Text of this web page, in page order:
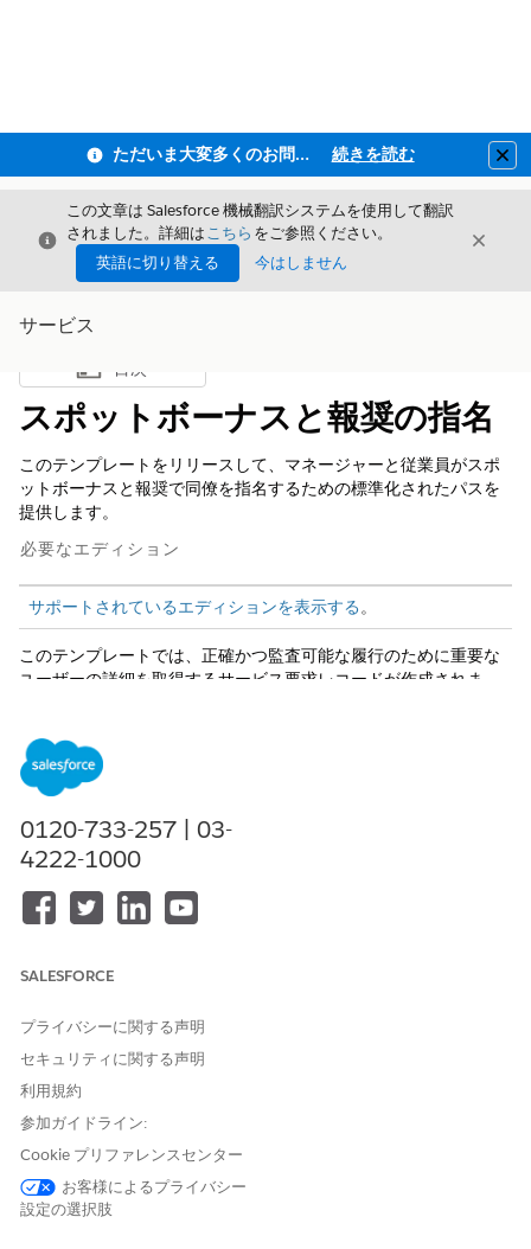
ただいま大変多くのお問い合わせをいただいており、ご連絡までにお時間を頂戴しております 続きを読む
閉じる
この文章は Salesforce 機械翻訳システムを使用して翻訳
されました。詳細はこちら をご参照ください。
英語に切り替える
今はしません
閉じる
サービス
目次を表示
目次
スポットボーナスと報奨の指名
このテンプレートをリリースして、マネージャーと従業員がスポ
ットボーナスと報奨で同僚を指名するための標準化されたパスを
提供します。
必要なエディション
サポートされているエディションを表示する。
このテンプレートでは、正確かつ監査可能な履行のために重要な
ユーザーの詳細を取得するサービス要求レコードが作成されま
受入属性
このテンプレートの受入フォームでは、従業員から [指名理由]、
[件名]、[指名者]、[ボーナス金額]、[ケース発生源] の詳細を取得
します。
履行と統合
このテンプレートには、15Five コネクタを使用してレコグニショ
す。カスタムワークフローは、Flow Builder 内でさらに管理でき
0120-733-257 | 03-
4222-1000
SALESFORCE
プライバシーに関する声明
セキュリティに関する声明
利用規約
参加ガイドライン:
Cookie プリファレンスセンター
お客様によるプライバシー
設定の選択肢